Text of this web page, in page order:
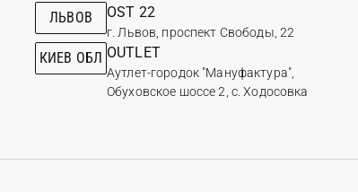
ЛЬВОВ OST 22
г. Львов, проспект Свободы, 22
КИЕВ ОБЛ OUTLET
Аутлет-городок "Мануфактура",
Обуховское шоссе 2, с. Ходосовка